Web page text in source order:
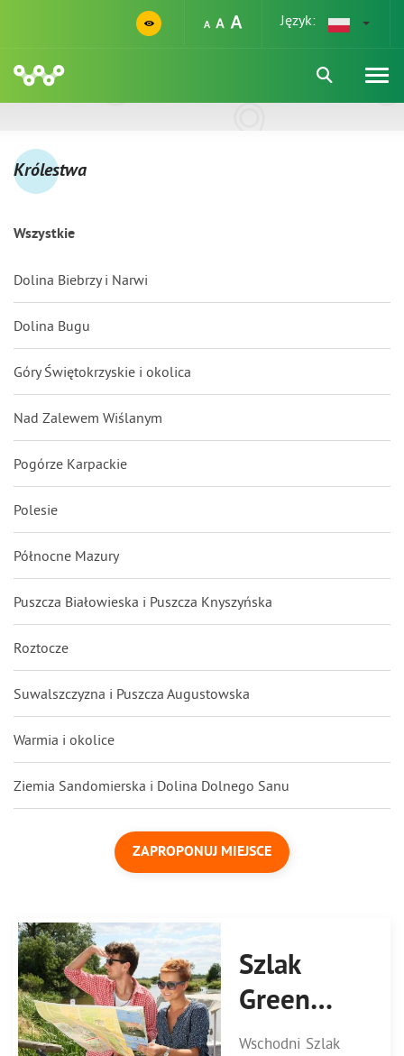
Język:
Królestwa
Wszystkie
Dolina Biebrzy i Narwi
Dolina Bugu
Góry Świętokrzyskie i okolica
Nad Zalewem Wiślanym
Pogórze Karpackie
Polesie
Północne Mazury
Puszcza Białowieska i Puszcza Knyszyńska
Roztocze
Suwalszczyzna i Puszcza Augustowska
Warmia i okolice
Ziemia Sandomierska i Dolina Dolnego Sanu
ZAPROPONUJ MIEJSCE
Szlak
Green
Velo
Wschodni Szlak